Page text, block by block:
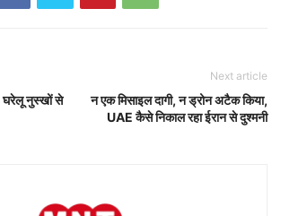
घरेलू नुस्खों से
Next article
न एक मिसाइल दागी, न ड्रोन अटैक किया,
UAE कैसे निकाल रहा ईरान से दुश्मनी